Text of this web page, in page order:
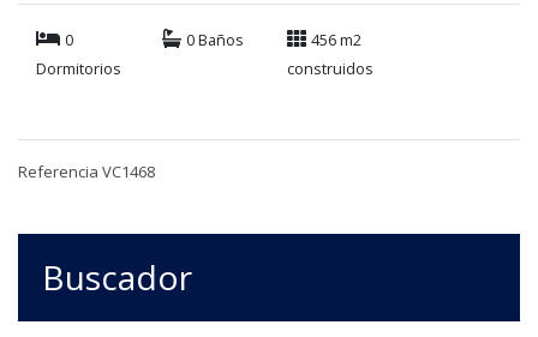
0
Dormitorios
0 Baños
456 m2
construidos
Referencia VC1468
Buscador